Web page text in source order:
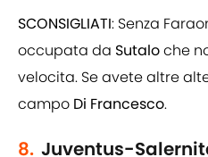
SCONSIGLIATI: Senza
occupata da Sutaloche
velocita. Se avete altre
campo Di Francesco.
8. Juventus-